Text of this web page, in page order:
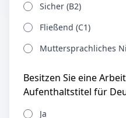
Sicher (B2)
Fließend (C1)
Muttersprachliches
Besitzen Sie eine
Aufenthaltstitel für
Ja